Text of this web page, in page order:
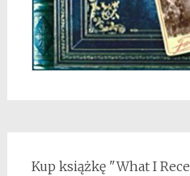
Kup książkę "What I